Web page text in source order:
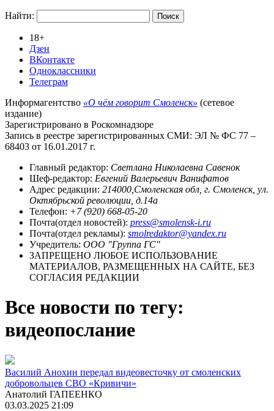
Найти:
18+
Дзен
ВКонтакте
Одноклассники
Телеграм
Информагентство «О чём говорит Смоленск» (сетевое
издание)
Зарегистрировано в Роскомнадзоре
Запись в реестре зарегистрированных СМИ: ЭЛ № ФС 77 –
68403 от 16.01.2017 г.
Главный редактор: Светлана Николаевна Савенок
Шеф-редактор: Евгений Валерьевич Ванифатов
Адрес редакции: 214000,Смоленская обл, г. Смоленск, ул.
Октябрьской революции, д.14а
Телефон: +7 (920) 668-05-20
Почта(отдел новостей): press@smolensk-i.ru
Почта(отдел рекламы): smolredaktor@yandex.ru
Учредитель: ООО "Группа ГС"
ЗАПРЕЩЕНО ЛЮБОЕ ИСПОЛЬЗОВАНИЕ
МАТЕРИАЛОВ, РАЗМЕЩЕННЫХ НА САЙТЕ, БЕЗ
СОГЛАСИЯ РЕДАКЦИИ
Все новости по тегу:
видеопослание
Василий Анохин передал видеовесточку от смоленских
добровольцев СВО «Кривичи»
Анатолий ГАПЕЕНКО
03.03.2025 21:09